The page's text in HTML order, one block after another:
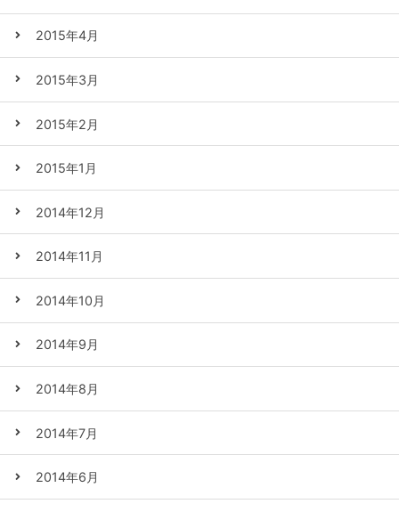
2015年4月
2015年3月
2015年2月
2015年1月
2014年12月
2014年11月
2014年10月
2014年9月
2014年8月
2014年7月
2014年6月